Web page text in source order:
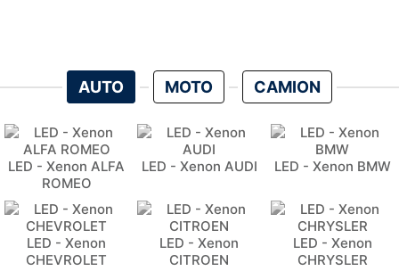
AUTO MOTO CAMION
LED - Xenon ALFA
ROMEO
LED - Xenon AUDI LED - Xenon BMW
LED - Xenon
CHEVROLET
LED - Xenon
CITROEN
LED - Xenon
CHRYSLER